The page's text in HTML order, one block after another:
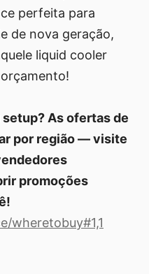
perfeita para
de nova geração,
liquid cooler
As ofertas de
por região — visite
promoções
wheretobuy#1,1